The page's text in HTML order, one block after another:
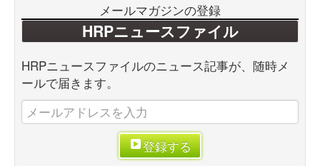
メールマガジンの登録
HRPニュースファイル
HRPニュースファイルのニュース記事が、随時メ
ールで届きます。
登録する